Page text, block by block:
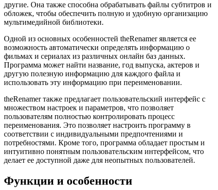
другие. Она также способна обрабатывать файлы субтитров и
обложек, чтобы обеспечить полную и удобную организацию
мультимедийной библиотеки.
Одной из основных особенностей theRenamer является ее
возможность автоматически определять информацию о
фильмах и сериалах из различных онлайн баз данных.
Программа может найти название, год выпуска, актеров и
другую полезную информацию для каждого файла и
использовать эту информацию при переименовании.
theRenamer также предлагает пользовательский интерфейс с
множеством настроек и параметров, что позволяет
пользователям полностью контролировать процесс
переименования. Это позволяет настроить программу в
соответствии с индивидуальными предпочтениями и
потребностями. Кроме того, программа обладает простым и
интуитивно понятным пользовательским интерфейсом, что
делает ее доступной даже для неопытных пользователей.
Функции и особенности